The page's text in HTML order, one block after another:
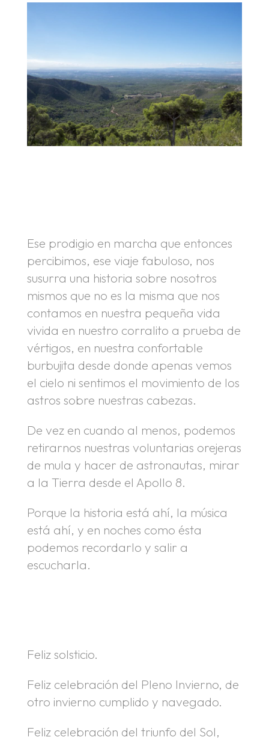
Ese prodigio en marcha que entonces
percibimos, ese viaje fabuloso, nos
susurra una historia sobre nosotros
mismos que no es la misma que nos
contamos en nuestra pequeña vida
vivida en nuestro corralito a prueba de
vértigos, en nuestra confortable
burbujita desde donde apenas vemos
el cielo ni sentimos el movimiento de los
astros sobre nuestras cabezas.
De vez en cuando al menos, podemos
retirarnos nuestras voluntarias orejeras
de mula y hacer de astronautas, mirar
a la Tierra desde el Apollo 8.
Porque la historia está ahí, la música
está ahí, y en noches como ésta
podemos recordarlo y salir a
escucharla.
Feliz solsticio.
Feliz celebración del Pleno Invierno, de
otro invierno cumplido y navegado.
Feliz celebración del triunfo del Sol,